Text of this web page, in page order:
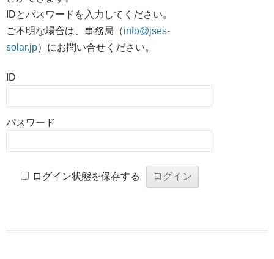
IDとパスワードを入力してください。
ご不明な場合は、事務局（info@jses-
solar.jp）にお問い合せください。
ID
パスワード
ログイン状態を保存する